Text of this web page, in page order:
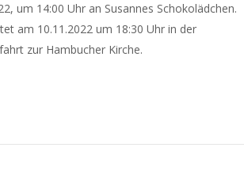
um 14:00 Uhr an Susannes Schokolädchen.
am 10.11.2022 um 18:30 Uhr in der
zur Hambucher Kirche.